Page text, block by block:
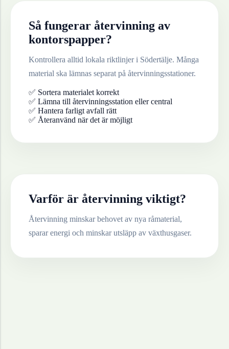
Så fungerar återvinning av
kontorspapper?
Kontrollera alltid lokala riktlinjer i Södertälje. Många
material ska lämnas separat på återvinningsstationer.
✅ Sortera materialet korrekt
✅ Lämna till återvinningsstation eller central
✅ Hantera farligt avfall rätt
✅ Återanvänd när det är möjligt
Varför är återvinning viktigt?
Återvinning minskar behovet av nya råmaterial,
sparar energi och minskar utsläpp av växthusgaser.